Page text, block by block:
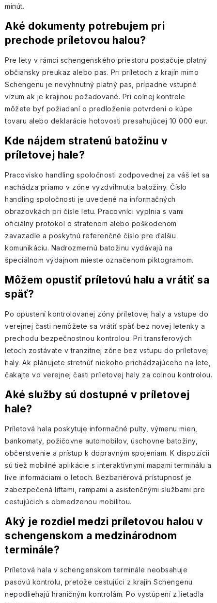
minút.
Aké dokumenty potrebujem pri
prechode príletovou halou?
Pre lety v rámci schengenského priestoru postačuje platný
občiansky preukaz alebo pas. Pri príletoch z krajín mimo
Schengenu je nevyhnutný platný pas, prípadne vstupné
vízum ak je krajinou požadované. Pri colnej kontrole
môžete byť požiadaní o predloženie potvrdení o kúpe
tovaru alebo deklarácie hotovosti presahujúcej 10 000 eur.
Kde nájdem stratenú batožinu v
príletovej hale?
Pracovisko handling spoločnosti zodpovednej za váš let sa
nachádza priamo v zóne vyzdvihnutia batožiny. Číslo
handling spoločnosti je uvedené na informačných
obrazovkách pri čísle letu. Pracovníci vyplnia s vami
oficiálny protokol o stratenom alebo poškodenom
zavazadle a poskytnú referenčné číslo pre ďalšiu
komunikáciu. Nadrozmernú batožinu vydávajú na
špeciálnom výdajnom mieste označenom piktogramom.
Môžem opustiť príletovú halu a vrátiť sa
späť?
Po opustení kontrolovanej zóny príletovej haly a vstupe do
verejnej časti nemôžete sa vrátiť späť bez novej letenky a
prechodu bezpečnostnou kontrolou. Pri transferových
letoch zostávate v tranzitnej zóne bez vstupu do príletovej
haly. Ak plánujete stretnúť niekoho prichádzajúceho na lete,
čakajte vo verejnej časti príletovej haly za colnou kontrolou.
Aké služby sú dostupné v príletovej
hale?
Príletová hala poskytuje informačné pulty, výmenu mien,
bankomaty, požičovne automobilov, úschovne batožiny,
občerstvenie a prístup k dopravným spojeniam. K dispozícii
sú tiež mobilné aplikácie s interaktívnymi mapami terminálu a
live informáciami o letoch. Bezbariérová prístupnosť je
zabezpečená liftami, rampami a asistenčnými službami pre
cestujúcich s obmedzenou mobilitou.
Aký je rozdiel medzi príletovou halou v
schengenskom a medzinárodnom
terminále?
Príletová hala v schengenskom terminále neobsahuje
pasovú kontrolu, pretože cestujúci z krajín Schengenu
nepodliehajú hraničným kontrolám. Po vystúpení z lietadla